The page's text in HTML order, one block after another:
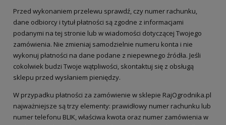
Przed wykonaniem przelewu sprawdź, czy numer rachunku,
dane odbiorcy i tytuł płatności są zgodne z informacjami
podanymi na tej stronie lub w wiadomości dotyczącej Twojego
zamówienia. Nie zmieniaj samodzielnie numeru konta i nie
wykonuj płatności na dane podane z niepewnego źródła. Jeśli
cokolwiek budzi Twoje wątpliwości, skontaktuj się z obsługą
sklepu przed wysłaniem pieniędzy.
W przypadku płatności za zamówienie w sklepie RajOgrodnika.pl
najważniejsze są trzy elementy: prawidłowy numer rachunku lub
numer telefonu BLIK, właściwa kwota oraz numer zamówienia w